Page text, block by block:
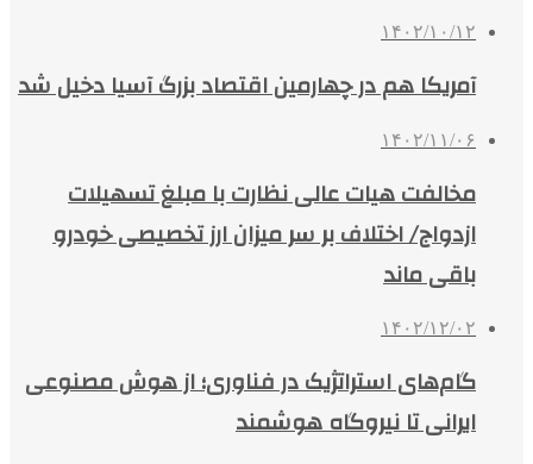
۱۴۰۲/۱۰/۱۲
آمریکا هم در چهارمین اقتصاد بزرگ آسیا دخیل شد
۱۴۰۲/۱۱/۰۶
مخالفت هیات عالی نظارت با مبلغ تسهیلات
ازدواج/ اختلاف بر سر میزان ارز تخصیصی خودرو
باقی ماند
۱۴۰۲/۱۲/۰۲
گام‌های استراتژیک در فناوری؛ از هوش مصنوعی
ایرانی تا نیروگاه هوشمند